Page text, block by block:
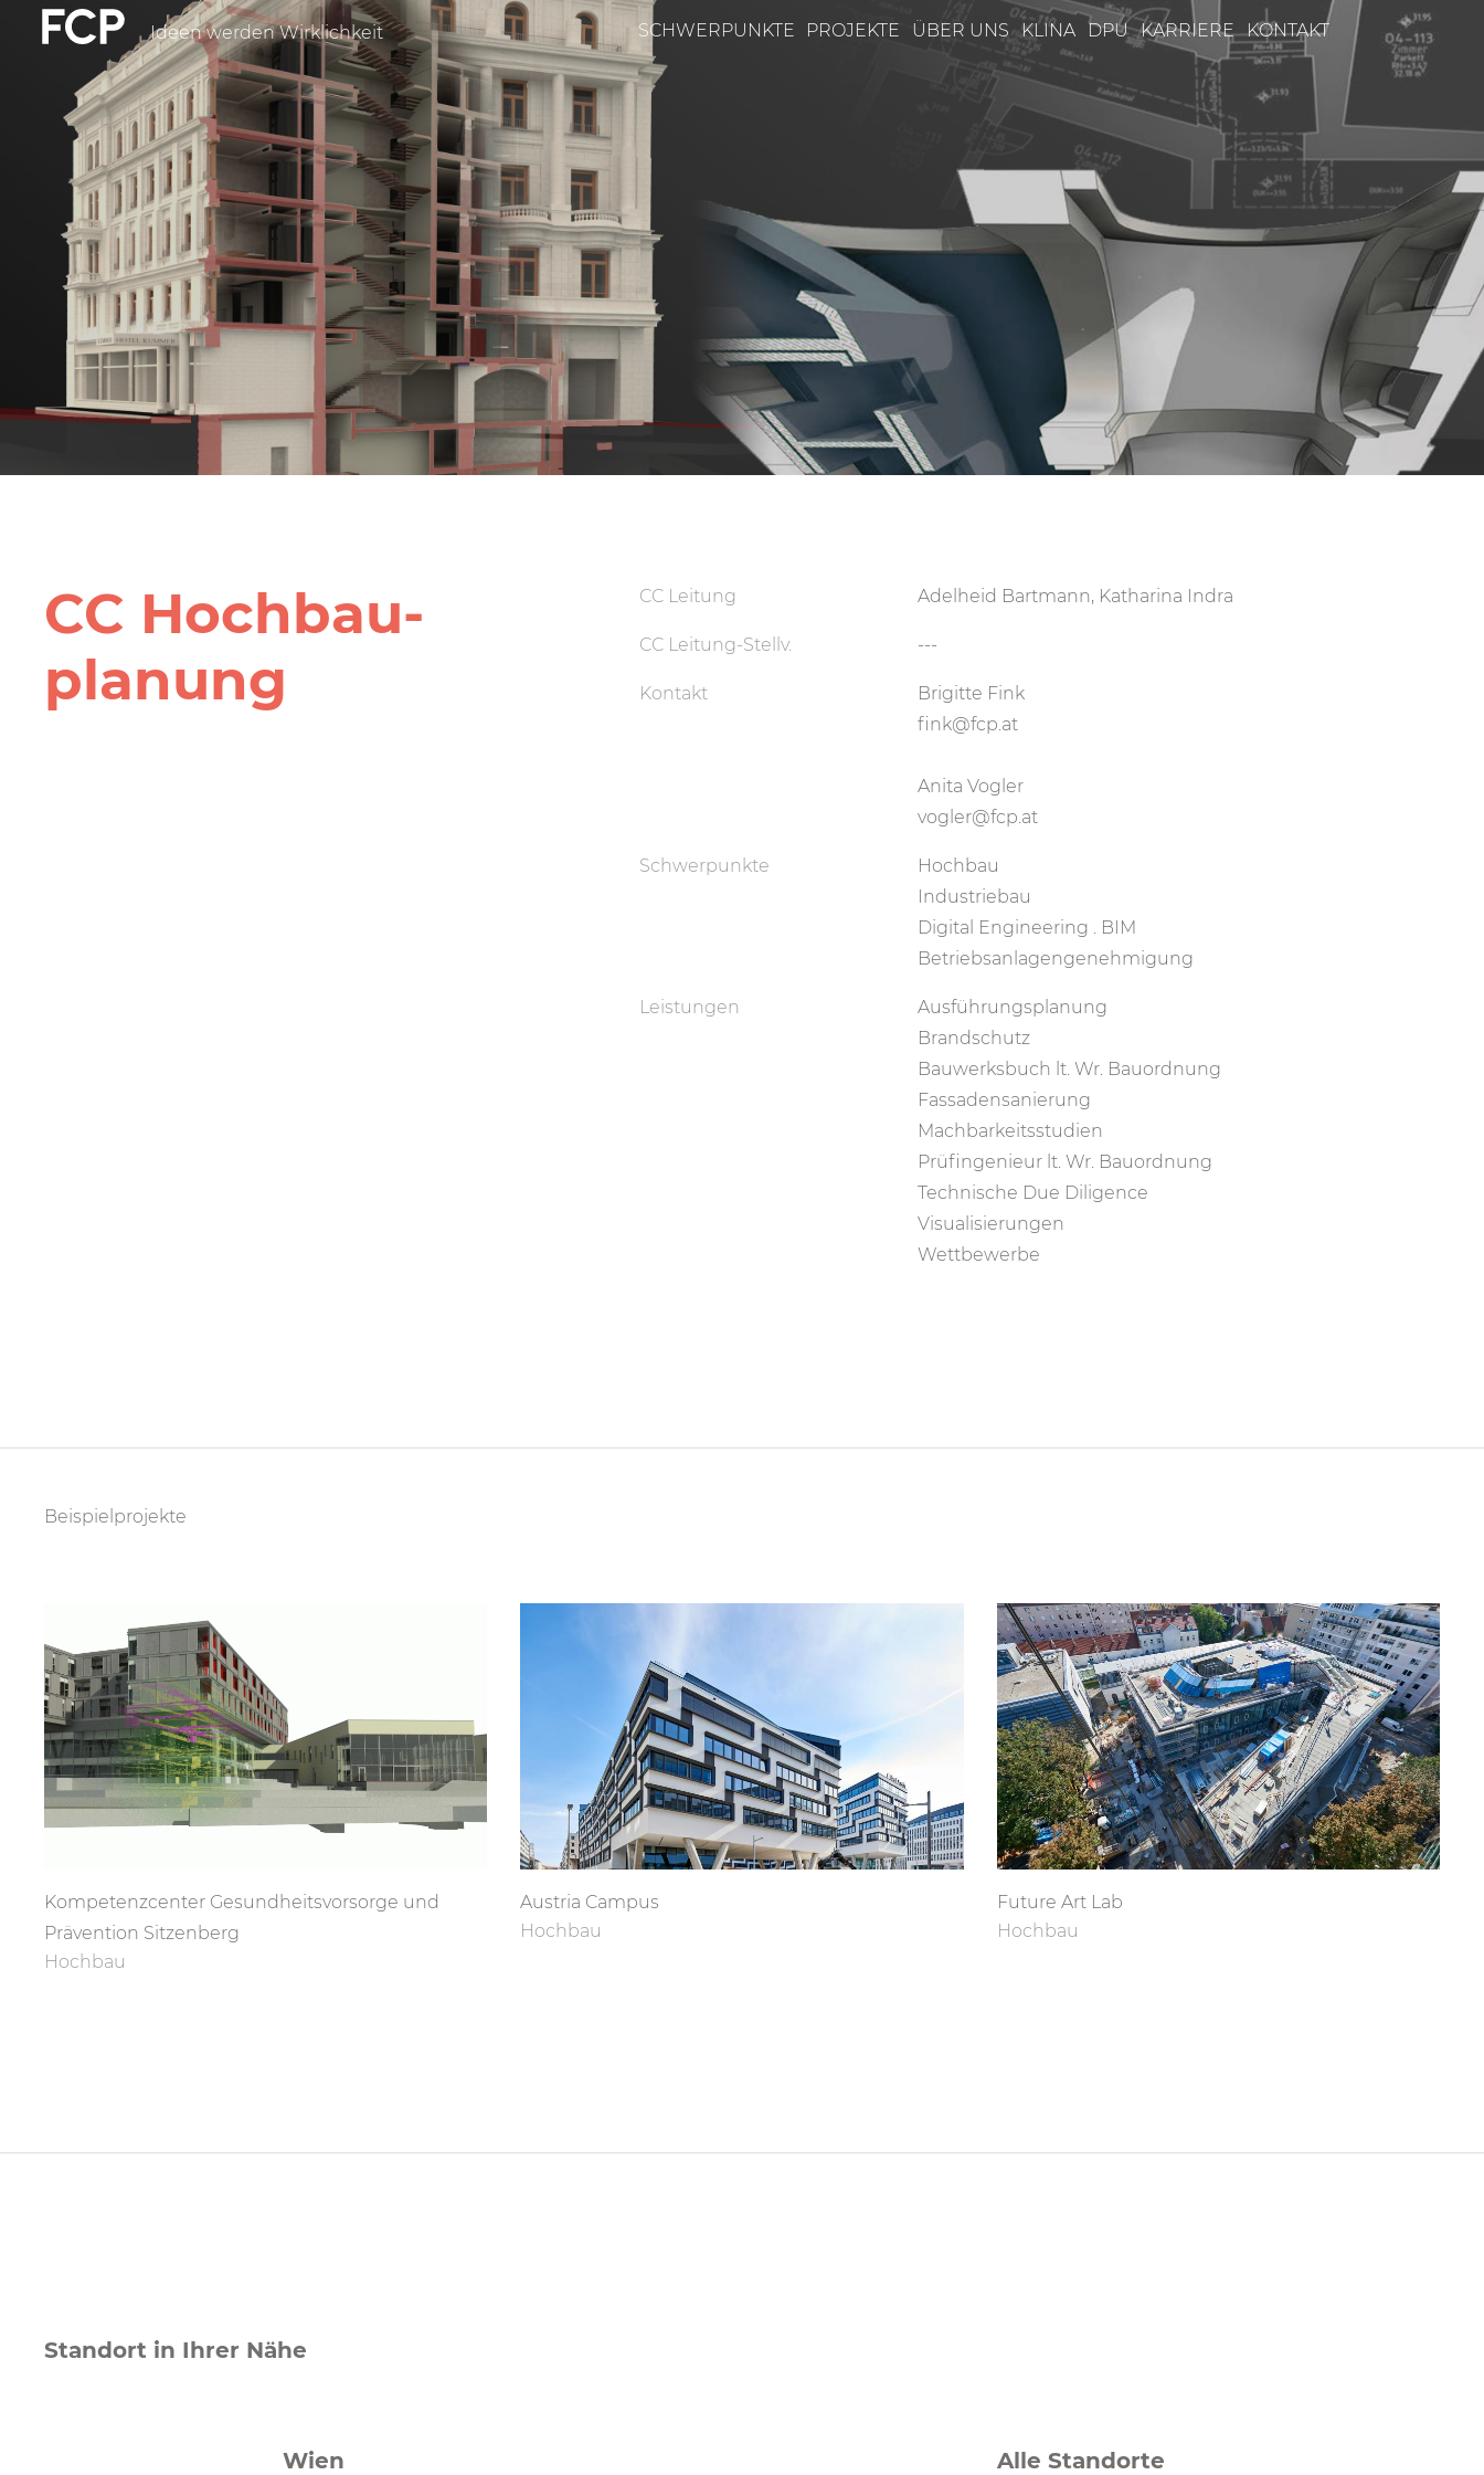
Direkt
FCP
Hauptnavigation
weißes
Logo
Ideen werden Wirklichkeit SCHWERPUNKTE PROJEKTE ÜBER UNS KLINA DPU KARRIERE KONTAKT
CC Hochbau­
planung
CC Leitung Adelheid Bartmann, Katharina Indra
CC Leitung-Stellv. ---
Kontakt
Brigitte Fink
fink@fcp.at
Anita Vogler
vogler@fcp.at
Schwerpunkte
Hochbau
Industriebau
Digital Engineering . BIM
Betriebsanlagengenehmigung
Leistungen
Ausführungsplanung
Brandschutz
Bauwerksbuch lt. Wr. Bauordnung
Fassadensanierung
Machbarkeitsstudien
Prüfingenieur lt. Wr. Bauordnung
Technische Due Diligence
Visualisierungen
Wettbewerbe
Beispielprojekte
Kompetenzcenter Gesundheitsvorsorge und
Prävention Sitzenberg
Hochbau
Austria Campus
Hochbau
Future Art Lab
Hochbau
Standort in Ihrer Nähe
Wien Alle Standorte